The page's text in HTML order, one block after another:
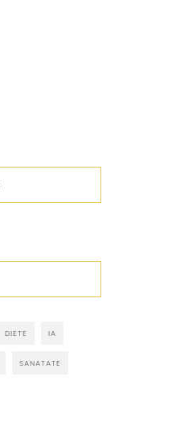
DIETE IA
SANATATE